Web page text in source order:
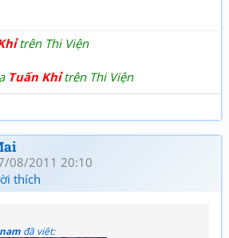
trên Thi Viện
Tuấn Khỉtrên Thi Viện
08/2011 20:10
thích
đã viết: